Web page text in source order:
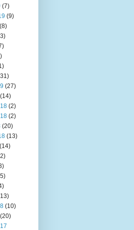
(7)
(9)
(8)
(27)
(14)
(2)
(2)
(20)
(13)
(14)
(10)
(20)